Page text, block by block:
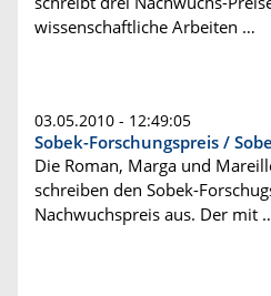
wissenschaftliche Arbeiten …
03.05.2010 - 12:49:05
Sobek-Forschungspreis /
Die Roman, Marga und
schreiben den Sobek-
Nachwuchspreis aus. Der mit